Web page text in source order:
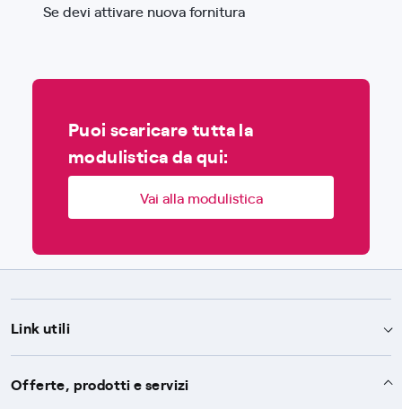
Se devi attivare nuova fornitura
Puoi scaricare tutta la
modulistica da qui:
Vai alla modulistica
Link utili
Assistenza
Offerte, prodotti e servizi